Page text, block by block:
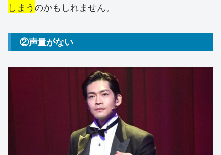
しまうのかもしれません。
②声量がない